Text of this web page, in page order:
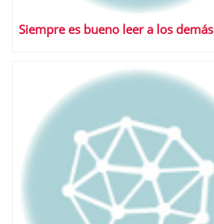
Siempre es bueno leer a los demás